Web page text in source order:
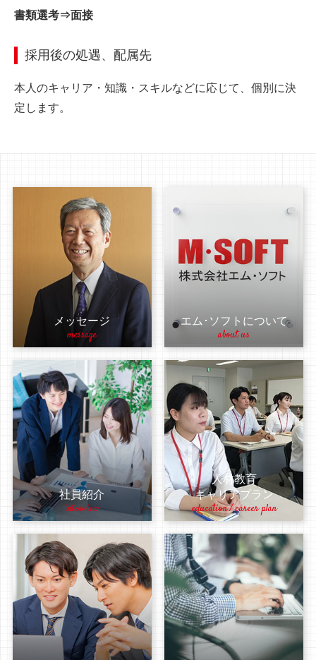
書類選考⇒面接
採用後の処遇、配属先
本人のキャリア・知識・スキルなどに応じて、個別に決
定します。
メッセージ
message
エム･ソフトについて
about us
社員紹介
interview
人材教育
キャリアプラン
education / career plan